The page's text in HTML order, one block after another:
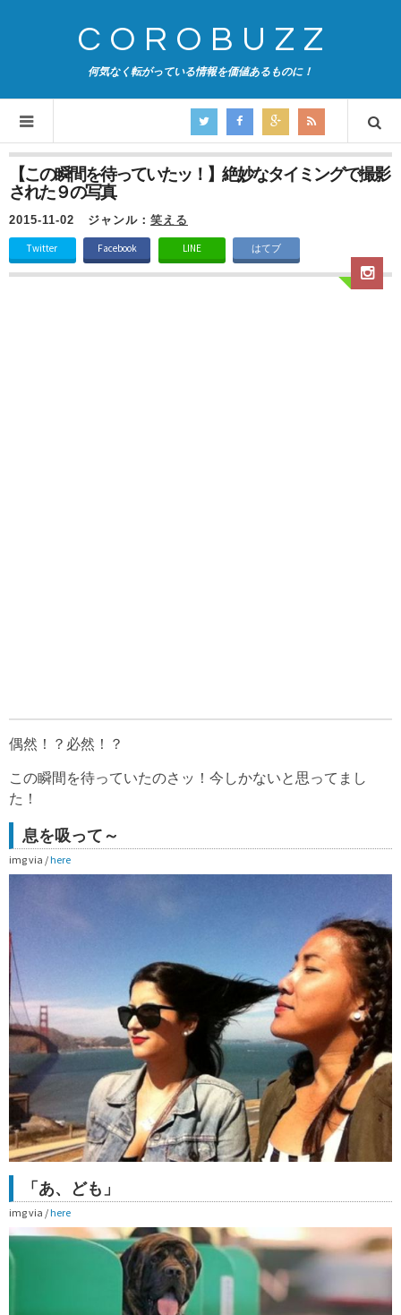
COROBUZZ
何気なく転がっている情報を価値あるものに！
【この瞬間を待っていたッ！】絶妙なタイミングで撮影
された９の写真
2015-11-02 ジャンル： 笑える
Twitter Facebook LINE はてブ
偶然！？必然！？
この瞬間を待っていたのさッ！今しかないと思ってまし
た！
息を吸って～
img via / here
「あ、ども」
img via / here